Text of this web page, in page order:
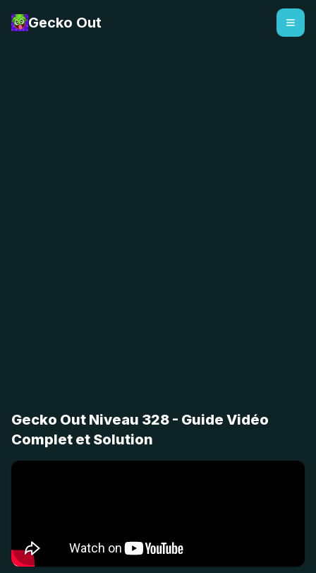
Gecko Out
Gecko Out Niveau 328 - Guide Vidéo
Complet et Solution